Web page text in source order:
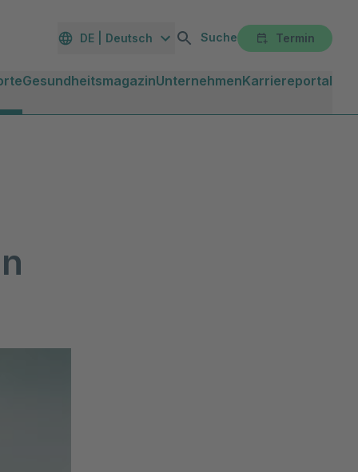
DE | Deutsch Suche Termin
GesundheitsmagazinUnternehmenKarriereportal